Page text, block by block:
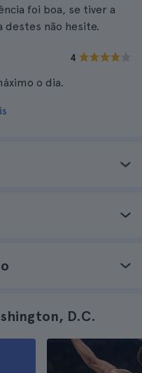
foi boa, se tiver a
destes não hesite.
4
o dia.
D.C.